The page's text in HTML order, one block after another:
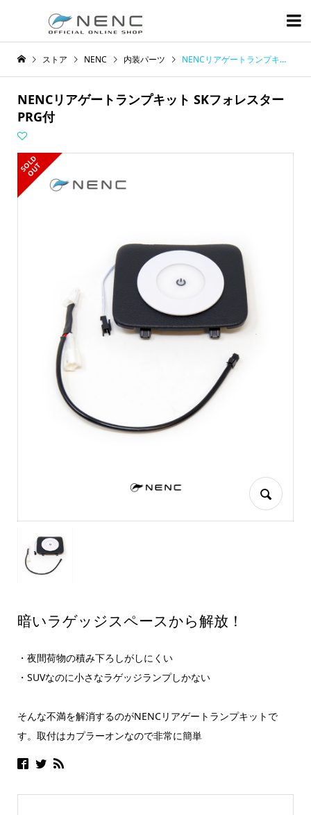

ストア NENC 内装パーツ NENCリアゲートランプキット SKフォレスター PRG付
NENCリアゲートランプキット SKフォレスター
PRG付
S
O
L
D
O
U
T
暗いラゲッジスペースから解放！
・夜間荷物の積み下ろしがしにくい
・SUVなのに小さなラゲッジランプしかない
そんな不満を解消するのがNENCリアゲートランプキットで
す。取付はカプラーオンなので非常に簡単